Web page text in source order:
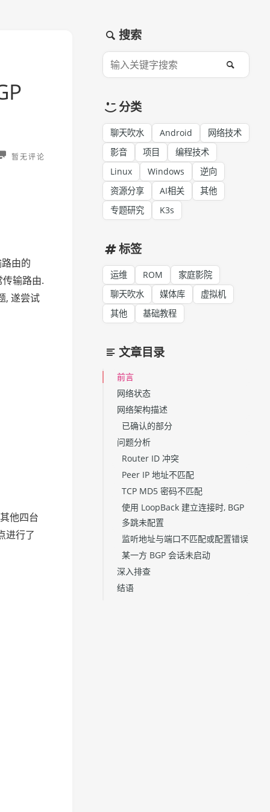
暂无评论
由的
输路由.
, 遂尝试
他四台
进行了
搜索
分类
聊天吹水 Android
网络技术
影音
项目
编程技术
Linux
Windows
逆向
资源分享
AI相关
其他
专题研究
K3s
标签
运维 ROM
家庭影院
聊天吹水
媒体库
虚拟机
其他
基础教程
文章目录
前言
网络状态
网络架构描述
已确认的部分
问题分析
Router ID 冲突
Peer IP 地址不匹配
TCP MD5 密码不匹配
使用 LoopBack 建立连接时, BGP
多跳未配置
监听地址与端口不匹配或配置错误
某一方 BGP 会话未启动
深入排查
结语